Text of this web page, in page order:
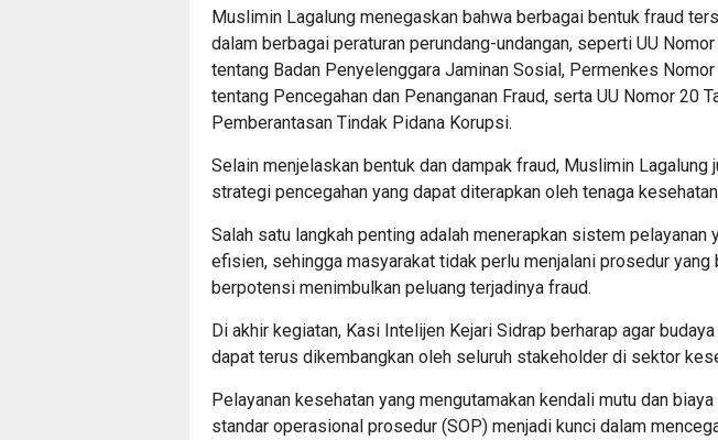
Muslimin Lagalung menegaskan bahwa berbagai bentuk fraud
dalam berbagai peraturan perundang-undangan, seperti UU Nomor
tentang Badan Penyelenggara Jaminan Sosial, Permenkes
tentang Pencegahan dan Penanganan Fraud, serta UU Nomor 20
Pemberantasan Tindak Pidana Korupsi.
Selain menjelaskan bentuk dan dampak fraud, Muslimin Lagalung
strategi pencegahan yang dapat diterapkan oleh tenaga
Salah satu langkah penting adalah menerapkan sistem
efisien, sehingga masyarakat tidak perlu menjalani prosedur yang
berpotensi menimbulkan peluang terjadinya fraud.
Di akhir kegiatan, Kasi Intelijen Kejari Sidrap berharap agar
dapat terus dikembangkan oleh seluruh stakeholder di sektor
Pelayanan kesehatan yang mengutamakan kendali mutu dan
standar operasional prosedur (SOP) menjadi kunci dalam